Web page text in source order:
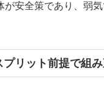
が安全策であり、弱
プリット前提で組